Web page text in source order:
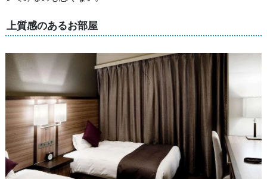
上質感のあるお部屋